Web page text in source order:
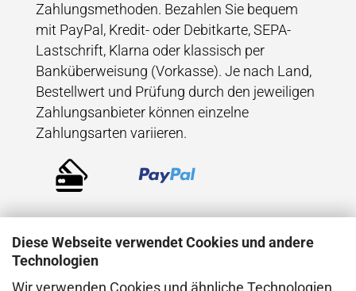
Diese Webseite verwendet Cookies und andere
Technologien
Wir verwenden Cookies und ähnliche Technologien,
Zahlungsmethoden. Bezahlen Sie bequem
mit PayPal, Kredit- oder Debitkarte, SEPA-
Lastschrift, Klarna oder klassisch per
Banküberweisung (Vorkasse). Je nach Land,
Bestellwert und Prüfung durch den jeweiligen
Zahlungsanbieter können einzelne
Zahlungsarten variieren.